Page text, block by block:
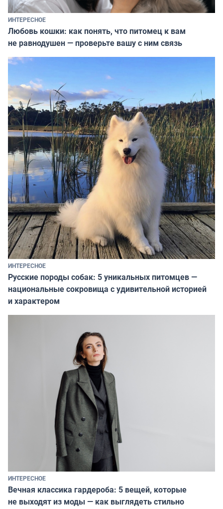
ИНТЕРЕСНОЕ
Любовь кошки: как понять, что питомец к вам
не равнодушен — проверьте вашу с ним связь
ИНТЕРЕСНОЕ
Русские породы собак: 5 уникальных питомцев —
национальные сокровища с удивительной историей
и характером
ИНТЕРЕСНОЕ
Вечная классика гардероба: 5 вещей, которые
не выходят из моды — как выглядеть стильно